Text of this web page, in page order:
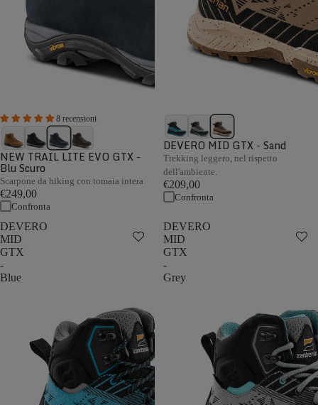
8 recensioni
NEW TRAIL LITE EVO GTX -
Blu Scuro
Scarpone da hiking con tomaia intera
€249,00
Confronta
DEVERO MID GTX - Sand
Trekking leggero, nel rispetto
dell'ambiente.
€209,00
Confronta
DEVERO
MID
GTX
-
Blue
DEVERO
MID
GTX
-
Grey